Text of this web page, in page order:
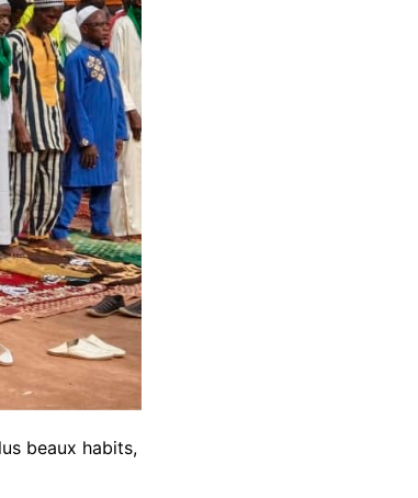
beaux habits,